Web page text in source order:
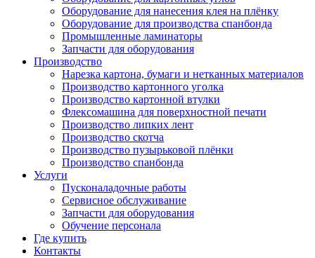
Оборудование для нанесения клея на плёнку
Оборудование для производства спанбонда
Промышленные ламинаторы
Запчасти для оборудования
Производство
Нарезка картона, бумаги и нетканных материалов
Производство картонного уголка
Производство картонной втулки
Флексомашина для поверхностной печати
Производство липких лент
Производство скотча
Производство пузырьковой плёнки
Производство спанбонда
Услуги
Пусконаладочные работы
Сервисное обслуживание
Запчасти для оборудования
Обучение персонала
Где купить
Контакты